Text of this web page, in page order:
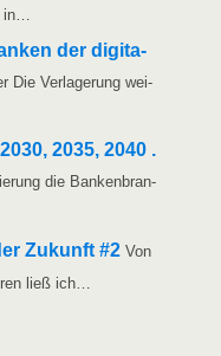
in…
der digi­ta­
Die Ver­la­ge­rung wei­
2035, 2040 .
die Ban­ken­bran­
Zukunft #2 Von
ließ ich…